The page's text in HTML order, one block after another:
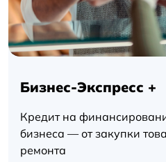
Бизнес-
Экспресс
+
Бизнес-Экспресс +
Кредит на
бизнеса — от закупки
ремонта